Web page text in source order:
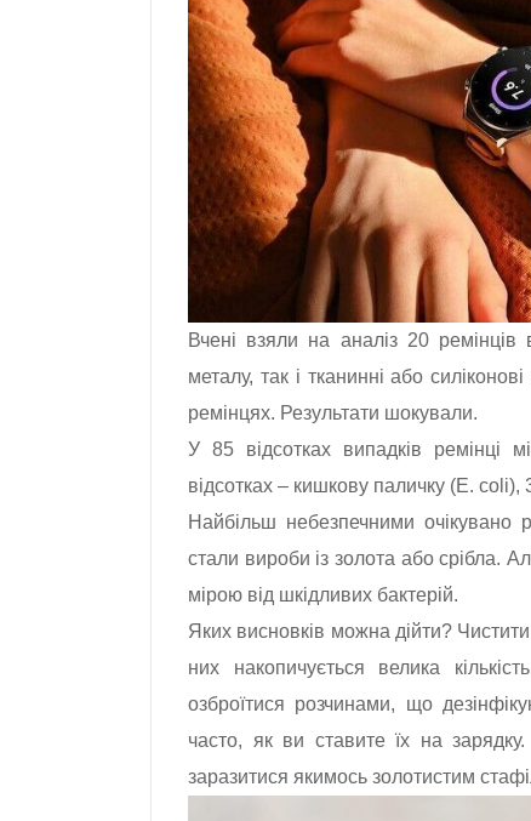
Вчені взяли на аналіз 20
металу, так і тканинні або
ремінцях. Результати шокували.
У 85 відсотках випадків ремінці
відсотках – кишкову паличку (E. coli),
Найбільш небезпечними очікувано
стали вироби із золота або срібла.
мірою від шкідливих бактерій.
Яких висновків можна дійти?
них накопичується велика
озброїтися розчинами, що
часто, як ви ставите їх на
заразитися якимось золотистим